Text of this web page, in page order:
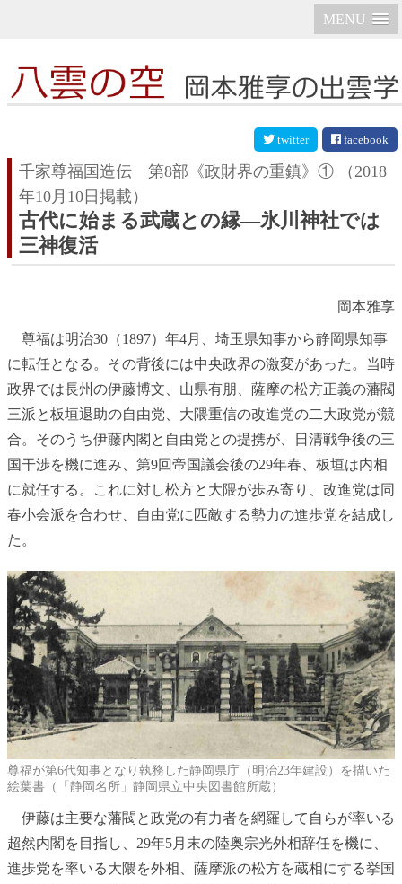
MENU
twitter facebook
千家尊福国造伝 第8部《政財界の重鎮》①
（2018
年10月10日掲載）
古代に始まる武蔵との縁―氷川神社では
三神復活
岡本雅享
尊福は明治30（1897）年4月、埼玉県知事から静岡県知事
に転任となる。その背後には中央政界の激変があった。当時
政界では長州の伊藤博文、山県有朋、薩摩の松方正義の藩閥
三派と板垣退助の自由党、大隈重信の改進党の二大政党が競
合。そのうち伊藤内閣と自由党との提携が、日清戦争後の三
国干渉を機に進み、第9回帝国議会後の29年春、板垣は内相
に就任する。これに対し松方と大隈が歩み寄り、改進党は同
春小会派を合わせ、自由党に匹敵する勢力の進歩党を結成し
た。
尊福が第6代知事となり執務した静岡県庁（明治23年建設）を描いた
絵葉書（「静岡名所」静岡県立中央図書館所蔵）
伊藤は主要な藩閥と政党の有力者を網羅して自らが率いる
超然内閣を目指し、29年5月末の陸奥宗光外相辞任を機に、
進歩党を率いる大隈を外相、薩摩派の松方を蔵相にする挙国